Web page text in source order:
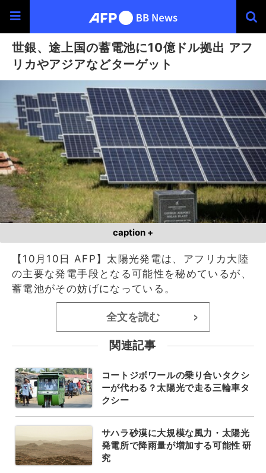
世銀、途上国の蓄電池に10億ドル拠出 アフ
リカやアジアなどターゲット
caption +
【10月10日 AFP】太陽光発電は、アフリカ大陸
の主要な発電手段となる可能性を秘めているが、
蓄電池がその妨げになっている。
全文を読む >
関連記事
コートジボワールの乗り合いタクシ
ーが代わる？太陽光で走る三輪車タ
クシー
サハラ砂漠に大規模な風力・太陽光
発電所で降雨量が増加する可能性 研
究